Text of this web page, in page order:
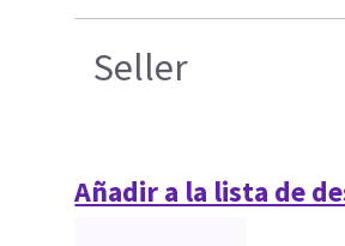
Seller
Añadir a la lista de